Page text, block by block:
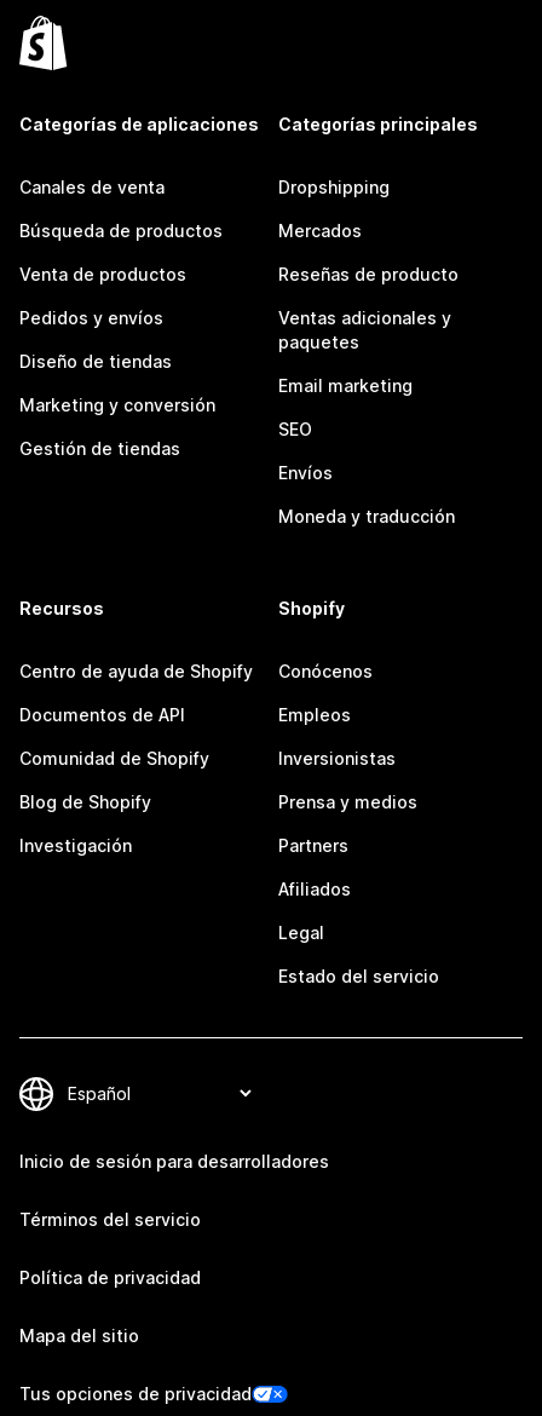
Categorías de aplicaciones
Canales de venta
Búsqueda de productos
Venta de productos
Pedidos y envíos
Diseño de tiendas
Marketing y conversión
Gestión de tiendas
Categorías principales
Dropshipping
Mercados
Reseñas de producto
Ventas adicionales y
paquetes
Email marketing
SEO
Envíos
Moneda y traducción
Recursos
Centro de ayuda de Shopify
Documentos de API
Comunidad de Shopify
Blog de Shopify
Investigación
Shopify
Conócenos
Empleos
Inversionistas
Prensa y medios
Partners
Afiliados
Legal
Estado del servicio
Inicio de sesión para desarrolladores
Términos del servicio
Política de privacidad
Mapa del sitio
Tus opciones de privacidad